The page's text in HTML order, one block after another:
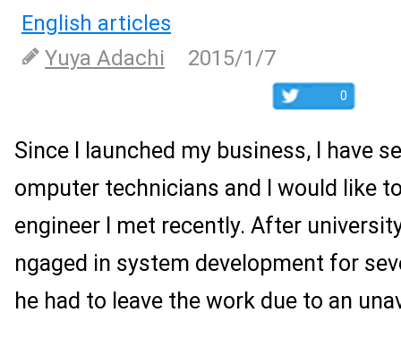
English articles
Yuya Adachi
2015/1/7
0
Since I launched my business, I have
omputer technicians and I would like
engineer I met recently. After
ngaged in system development for
he had to leave the work due to an